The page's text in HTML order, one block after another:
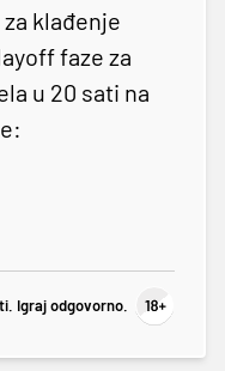
klađenje
faze za
u 20 sati na
Igraj odgovorno.